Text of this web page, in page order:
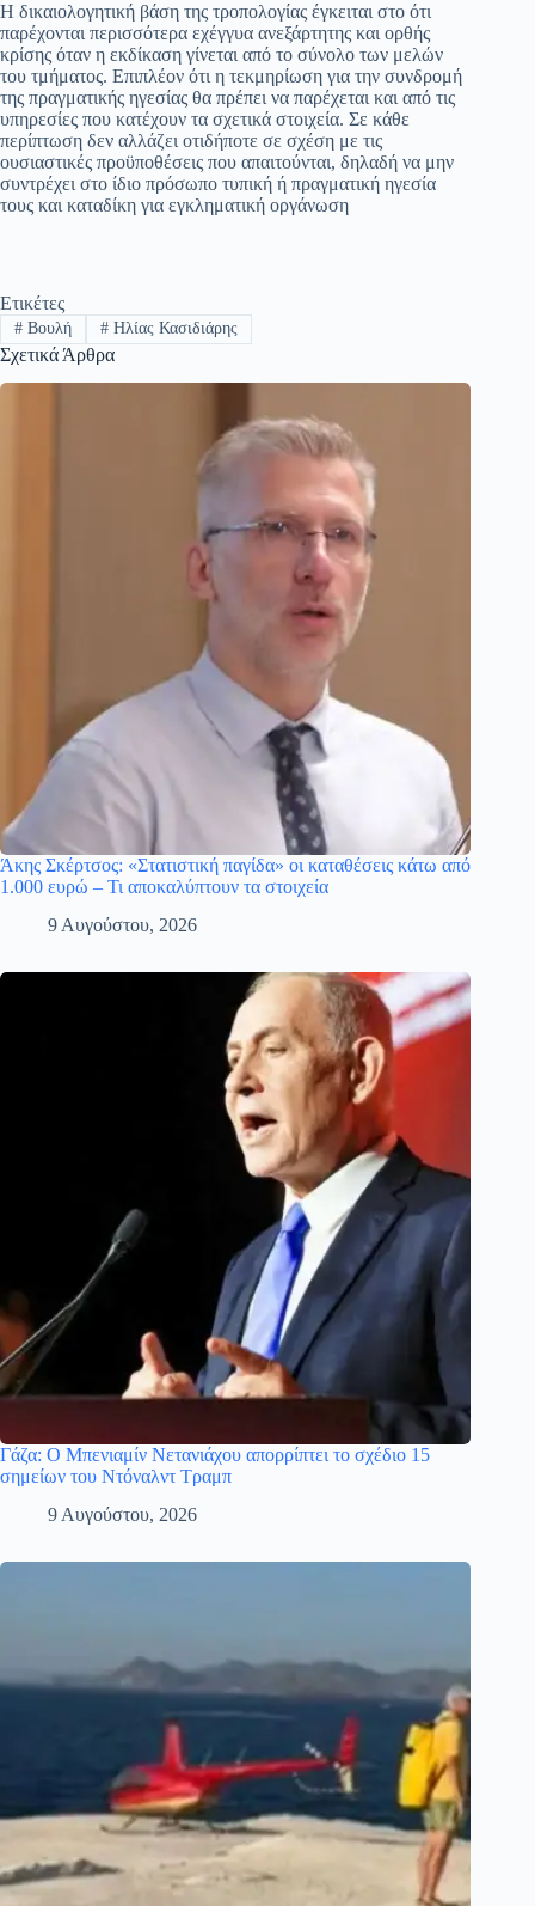
Η δικαιολογητική βάση της τροπολογίας έγκειται στο ότι
παρέχονται περισσότερα εχέγγυα ανεξάρτητης και ορθής
κρίσης όταν η εκδίκαση γίνεται από το σύνολο των μελών
του τμήματος. Επιπλέον ότι η τεκμηρίωση για την συνδρομή
της πραγματικής ηγεσίας θα πρέπει να παρέχεται και από τις
υπηρεσίες που κατέχουν τα σχετικά στοιχεία. Σε κάθε
περίπτωση δεν αλλάζει οτιδήποτε σε σχέση με τις
ουσιαστικές προϋποθέσεις που απαιτούνται, δηλαδή να μην
συντρέχει στο ίδιο πρόσωπο τυπική ή πραγματική ηγεσία
τους και καταδίκη για εγκληματική οργάνωση
Ετικέτες
#Βουλή #Ηλίας Κασιδιάρης
Σχετικά Άρθρα
Άκης Σκέρτσος: «Στατιστική παγίδα» οι καταθέσεις κάτω από
1.000 ευρώ – Τι αποκαλύπτουν τα στοιχεία
9 Αυγούστου, 2026
Γάζα: Ο Μπενιαμίν Νετανιάχου απορρίπτει το σχέδιο 15
σημείων του Ντόναλντ Τραμπ
9 Αυγούστου, 2026